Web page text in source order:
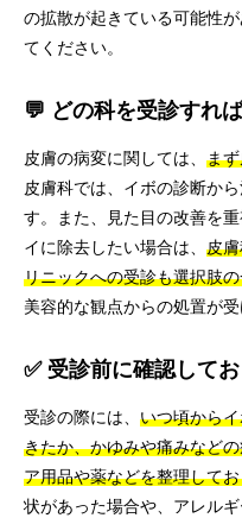
の拡散が起きている可能性
てください。
💬 どの科を受診すれ
皮膚の病変に関しては、 ま
皮膚科では、イボの診断か
す。また、見た目の改善を
イに除去したい場合は、 皮
リニックへの受診も選択肢
美容的な観点からの処置が受
✅ 受診前に確認して
受診の際には、 いつ頃から
きたか、かゆみや痛みなど
ア用品や薬などを整理して
状があった場合や、アレル